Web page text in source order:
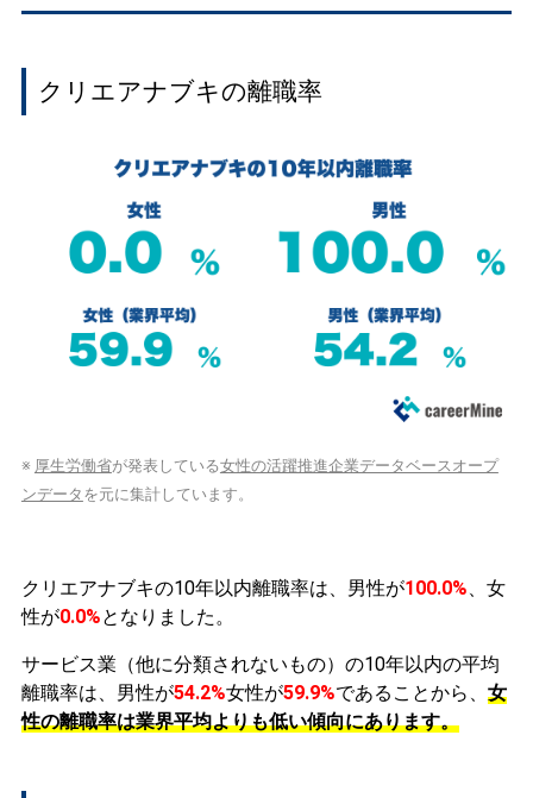
クリエアナブキの離職率
※ 厚生労働省が発表している女性の活躍推進企業データベースオープ
ンデータ を元に集計しています。
クリエアナブキの10年以内離職率は、男性が100.0%、女
性が0.0%となりました。
サービス業（他に分類されないもの）の10年以内の平均
離職率は、男性が54.2%女性が59.9%であることから、 女
性の離職率は業界平均よりも低い傾向にあります。